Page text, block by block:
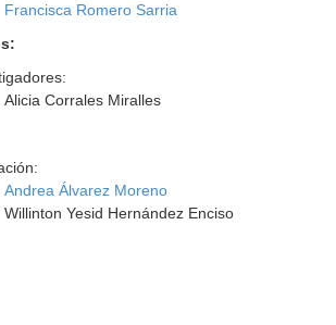
Francisca Romero Sarria
Alicia Corrales Miralles
Andrea Álvarez Moreno
Willinton Yesid Hernández Enciso